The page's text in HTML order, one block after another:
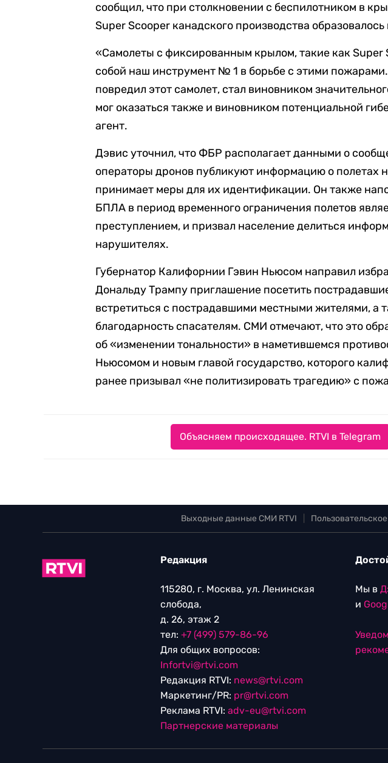
сообщил, что при столкновении с беспилотником в
Super Scooper канадского производства
«Самолеты с фиксированным крылом, такие как Super
собой наш инструмент № 1 в борьбе с этими
повредил этот самолет, стал виновником
мог оказаться также и виновником потенциальной
агент.
Дэвис уточнил, что ФБР располагает данными о
операторы дронов публикуют информацию о полетах
принимает меры для их идентификации. Он также
БПЛА в период временного ограничения полетов
преступлением, и призвал население делиться
нарушителях.
Губернатор Калифорнии Гэвин Ньюсом направил
Дональду Трампу приглашение посетить
встретиться с пострадавшими местными жителями, а
благодарность спасателям. СМИ отмечают, что это
об «изменении тональности» в наметившемся
Ньюсомом и новым главой государство, которого
ранее призывал «не политизировать трагедию» с
Объясняем происходящее. RTVI в Telegram
Выходные данные СМИ RTVI
Редакция
115280, г. Москва, ул. Ленинская
слобода,
д. 26, этаж 2
тел: +7 (499) 579-86-96
Для общих вопросов:
Infortvi@rtvi.com
Редакция RTVI: news@rtvi.com
Маркетинг/PR: pr@rtvi.com
Реклама RTVI: adv-eu@rtvi.com
Партнерские материалы
Мы в
и